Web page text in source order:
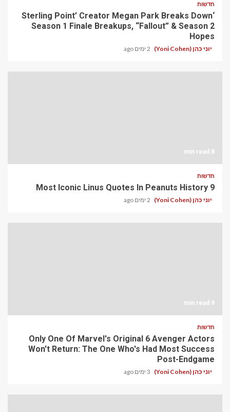
חדשות
‘Sterling Point’ Creator Megan Park Breaks Down
Season 1 Finale Breakups, “Fallout” & Season 2
Hopes
יוני כהן (Yoni Cohen) 2 ימים ago
8 min read
חדשות
9 Most Iconic Linus Quotes In Peanuts History
יוני כהן (Yoni Cohen) 2 ימים ago
9 min read
חדשות
Only One Of Marvel's Original 6 Avenger Actors
Won't Return: The One Who's Had Most Success
Post-Endgame
יוני כהן (Yoni Cohen) 3 ימים ago